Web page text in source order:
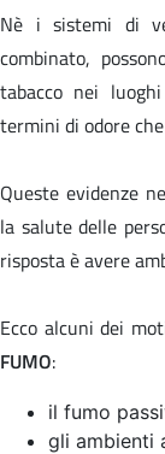
Nè i sistemi di
combinato,
tabacco nei
termini di odore
Queste evidenze
la salute delle
risposta è avere
Ecco alcuni dei
FUMO:
il fumo
gli ambienti